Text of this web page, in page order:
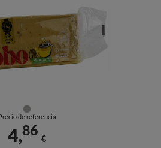
de referencia
4,86
€